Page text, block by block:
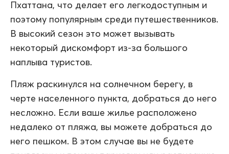
Пхаттана, что делает его легкодоступным и
поэтому популярным среди путешественников.
В высокий сезон это может вызывать
некоторый дискомфорт из-за большого
наплыва туристов.
Пляж раскинулся на солнечном берегу, в
черте населенного пункта, добраться до него
несложно. Если ваше жилье расположено
недалеко от пляжа, вы можете добраться до
него пешком. В этом случае вы не будете